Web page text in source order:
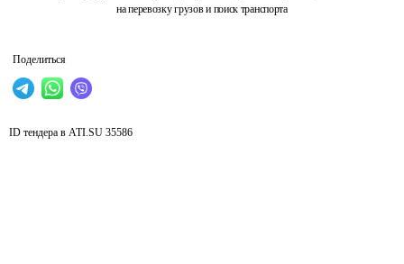
на перевозку грузов и поиск транспорта
Поделиться
ID тендера в ATI.SU 35586